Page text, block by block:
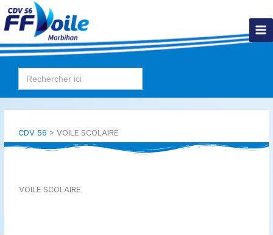
Aller
au
contenu
Search
for:
CDV 56 > VOILE SCOLAIRE
VOILE SCOLAIRE